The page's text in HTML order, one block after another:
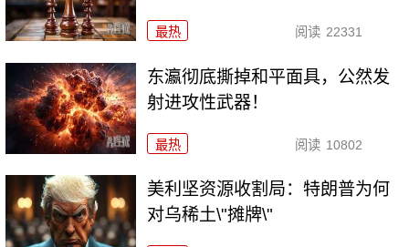
最热 阅读 22331
东瀛彻底撕掉和平面具，公然发
射进攻性武器！
最热 阅读 10802
美利坚资源收割局：特朗普为何
对乌稀土\"摊牌\"